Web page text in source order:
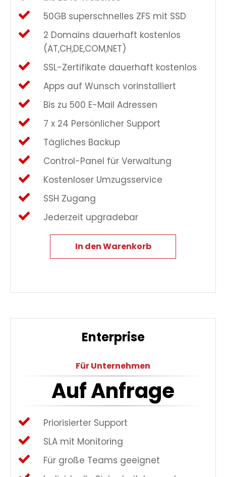
50GB superschnelles ZFS mit SSD
2 Domains dauerhaft kostenlos
(AT,CH,DE,COM,NET)
SSL-Zertifikate dauerhaft kostenlos
Apps auf Wunsch vorinstalliert
Bis zu 500 E-Mail Adressen
7 x 24 Persönlicher Support
Tägliches Backup
Control-Panel für Verwaltung
Kostenloser Umzugsservice
SSH Zugang
Jederzeit upgradebar
In den Warenkorb
Enterprise
Für Unternehmen
Auf Anfrage
Priorisierter Support
SLA mit Monitoring
Für große Teams geeignet